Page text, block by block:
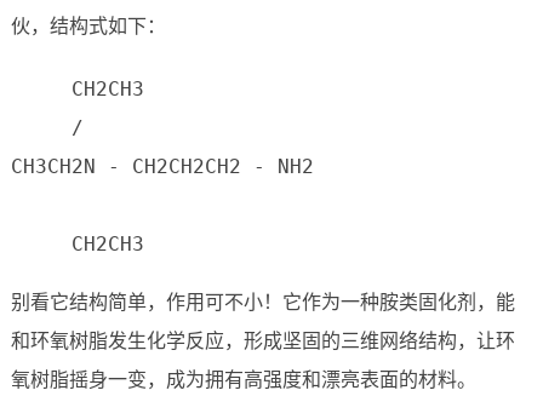
伙，结构式如下：
CH3CH2N - CH2CH2CH2 - NH2
     CH2CH3
别看它结构简单，作用可不小！它作为一种胺类固化剂，能
和环氧树脂发生化学反应，形成坚固的三维网络结构，让环
氧树脂摇身一变，成为拥有高强度和漂亮表面的材料。